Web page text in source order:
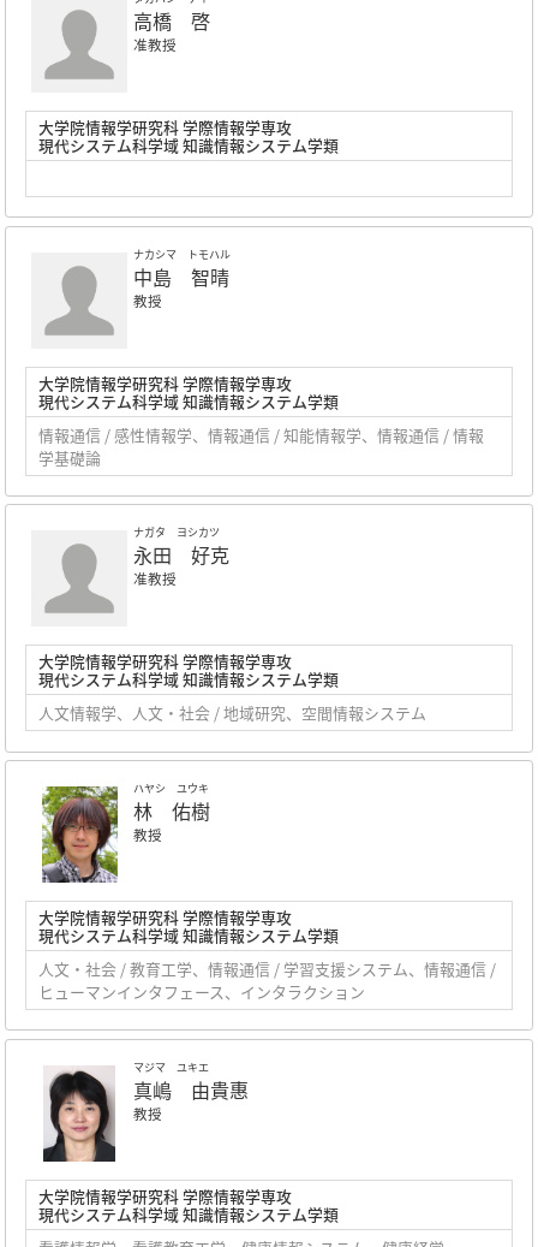
高橋 啓
准教授
大学院情報学研究科 学際情報学専攻
現代システム科学域 知識情報システム学類
ナカシマ トモハル
中島 智晴
教授
大学院情報学研究科 学際情報学専攻
現代システム科学域 知識情報システム学類
情報通信 / 感性情報学、情報通信 / 知能情報学、情報通信 / 情報
学基礎論
ナガタ ヨシカツ
永田 好克
准教授
大学院情報学研究科 学際情報学専攻
現代システム科学域 知識情報システム学類
人文情報学、人文・社会 / 地域研究、空間情報システム
ハヤシ ユウキ
林 佑樹
教授
大学院情報学研究科 学際情報学専攻
現代システム科学域 知識情報システム学類
人文・社会 / 教育工学、情報通信 / 学習支援システム、情報通信 /
ヒューマンインタフェース、インタラクション
マジマ ユキエ
真嶋 由貴惠
教授
大学院情報学研究科 学際情報学専攻
現代システム科学域 知識情報システム学類